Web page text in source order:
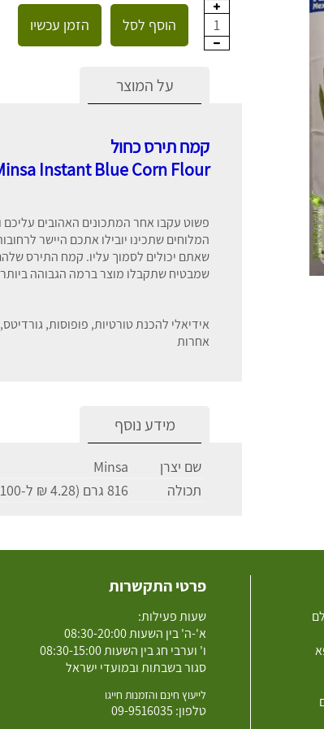
1 הוסף לסל הזמן עכשיו
על המוצר
קמח תירס כחול
Instant Blue Corn Flour
פשוט עקבו אחר המתכונים האהובים
שאתם יכולים לסמוך עליו. קמח התירס
שמבטיח שתקבלו מוצר ברמה הגבוהה
אידיאלי להכנת טורטיות, פופוסות,
אחרות
מידע נוסף
שם יצרן
Minsa
תכולה
816 גרם (4.28 ₪ ל-100 גרם)
פרטי התקשרות
שעות פעילות:
א'-ה' בין השעות 08:30-20:00
ו' וערבי חג בין השעות 08:30-15:00
סגור בשבתות ובמועדי ישראל
לייעוץ חינם והזמנות חייגו
טלפון: 09-9516035